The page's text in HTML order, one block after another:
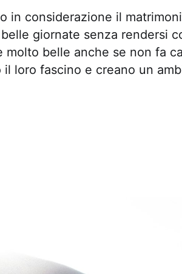
in considerazione il
giornate senza rendersi
molto belle anche se non fa
loro fascino e creano un